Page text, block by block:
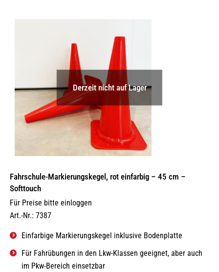
Derzeit nicht auf Lager
Fahrschule-Markierungskegel, rot einfarbig – 45 cm –
Softtouch
Für Preise bitte einloggen
Art.-Nr.: 7387
Einfarbige Markierungskegel inklusive Bodenplatte
Für Fahrübungen in den Lkw-Klassen geeignet, aber auch
im Pkw-Bereich einsetzbar